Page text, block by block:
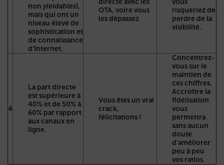
non yieldables),
mais qui ont un
niveau élevé de
sophistication et
de connaissance
d’Internet.
directe avec les
OTA, voire vous
les dépassez
vous
risqueriez de
perdre de la
visibilité.
4
La part directe
est supérieure à
40% et de 50% à
60% par rapport
aux canaux en
ligne.
Vous êtes un vrai
crack,
félicitations !
Concentrez-
vous sur le
maintien de
ces chiffres.
Accroître la
fidélisation
vous
permettra
sans aucun
doute
d’améliorer
peu à peu
vos ratios.